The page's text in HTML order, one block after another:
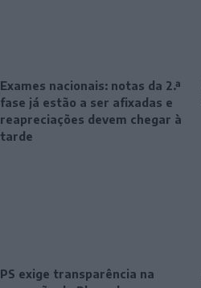
Exames nacionais: notas da 2.ª
fase já estão a ser afixadas e
reapreciações devem chegar à
tarde
PS exige transparência na